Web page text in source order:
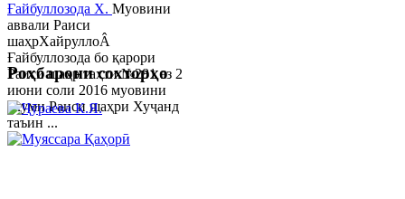
Ғайбуллозода Х. Муовини
аввали Раиси
шаҳрХайруллоÂ
Ғайбуллозода бо қарори
Раиси шаҳр таҳти №281 аз 2
июни соли 2016 муовини
якуми Раиси шаҳри Хуҷанд
таъин ...
Роҳбарони сохторҳо